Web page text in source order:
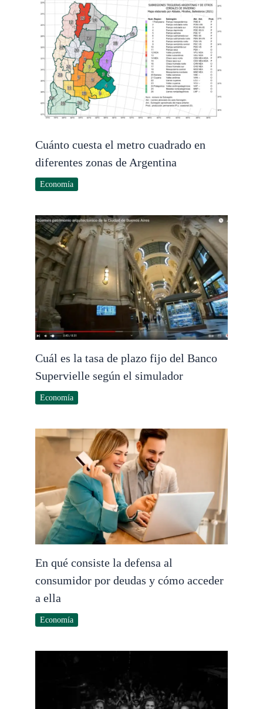
Cuánto cuesta el metro cuadrado en
diferentes zonas de Argentina
Economía
Cuál es la tasa de plazo fijo del Banco
Supervielle según el simulador
Economía
En qué consiste la defensa al
consumidor por deudas y cómo acceder
a ella
Economía